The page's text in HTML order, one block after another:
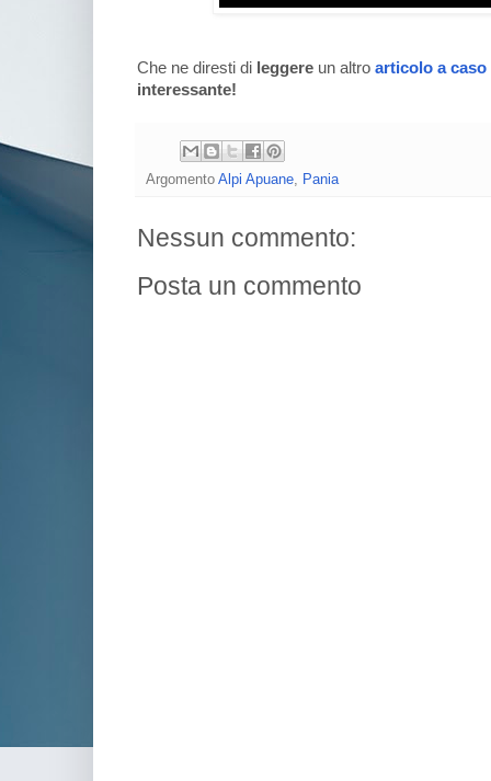
Che ne diresti di leggere un altro articolo a caso
interessante!
Argomento Alpi Apuane Pania
Nessun commento:
Posta un commento